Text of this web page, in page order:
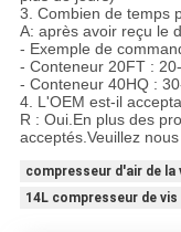
3. Combien de temps
A: après avoir reçu le
- Exemple de
- Conteneur 20FT :
- Conteneur 40HQ :
4. L'OEM est-il
R : Oui.En plus des
acceptés.Veuillez
compresseur d'air de la
14L compresseur de vis